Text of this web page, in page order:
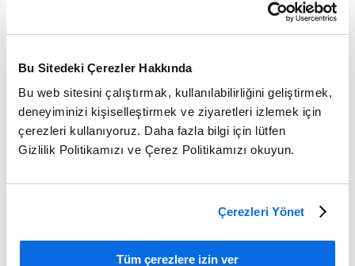
Bu Sitedeki Çerezler Hakkında
Bu web sitesini çalıştırmak, kullanılabilirliğini geliştirmek,
deneyiminizi kişiselleştirmek ve ziyaretleri izlemek için
çerezleri kullanıyoruz. Daha fazla bilgi için lütfen
Gizlilik Politikamızı ve Çerez Politikamızı okuyun.
Çerezleri Yönet
Tüm çerezlere izin ver
ERP vs PLM: Which Delivers the Greater Impact?